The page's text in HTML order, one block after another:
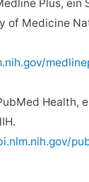
Plus, ein
of Medicine
Health,